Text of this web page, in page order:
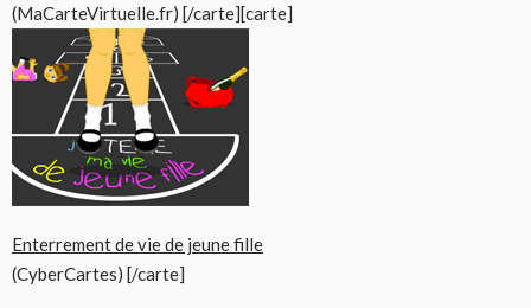
(MaCarteVirtuelle.fr) [/carte][carte]
Enterrement de vie de jeune fille
(CyberCartes) [/carte]